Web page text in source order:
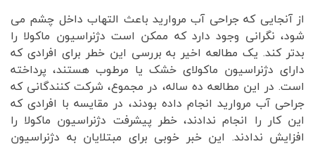
از آنجایی که جراحی آب مروارید باعث التهاب داخل چشم می
شود، نگرانی وجود دارد که ممکن است دژنراسیون ماکولا را
بدتر کند. یک مطالعه اخیر به بررسی این خطر برای افرادی که
دارای دژنراسیون ماکولای خشک یا مرطوب هستند، پرداخته
است. در این مطالعه ده ساله، در مجموع، شرکت کنندگانی که
جراحی آب مروارید انجام داده بودند، در مقایسه با افرادی که
این کار را انجام ندادند، خطر پیشرفت دژنراسیون ماکولا را
افزایش ندادند. این خبر خوبی برای مبتلایان به دژنراسیون